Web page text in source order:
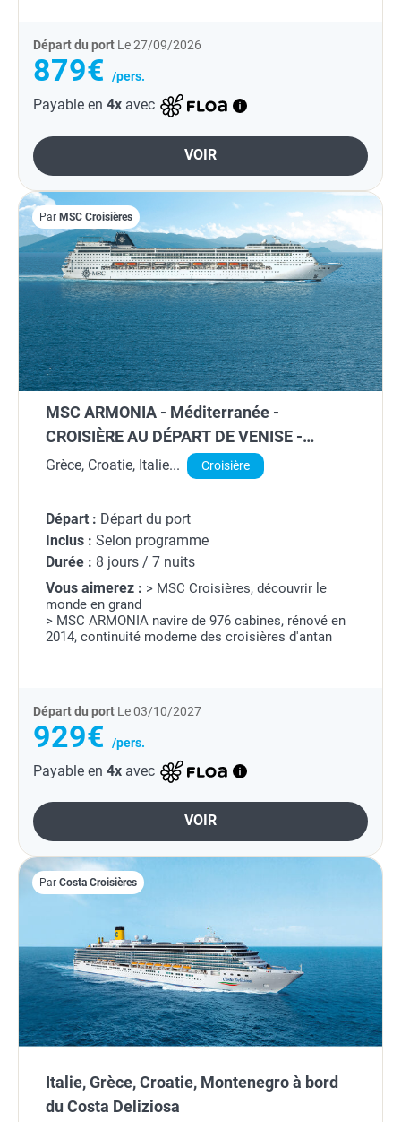
Départ du port Le 27/09/2026
879€ /pers.
Payable en 4x avec
VOIR
Par MSC Croisières
MSC ARMONIA - Méditerranée -
CROISIÈRE AU DÉPART DE VENISE -
MARGHERA (ITALIE)
Grèce, Croatie, Italie... Croisière
Départ : Départ du port
Inclus : Selon programme
Durée : 8 jours / 7 nuits
Vous aimerez : > MSC Croisières, découvrir le
monde en grand
> MSC ARMONIA navire de 976 cabines, rénové en
2014, continuité moderne des croisières d'antan
Départ du port Le 03/10/2027
929€ /pers.
Payable en 4x avec
VOIR
Par Costa Croisières
Italie, Grèce, Croatie, Montenegro à bord
du Costa Deliziosa